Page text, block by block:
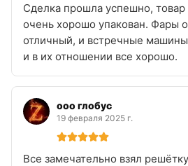
Сделка прошла успешно,
очень хорошо упакован. Фары
отличный, и встречные
и в их отношении все хорошо.
ооо глобус
19 февраля 2025 г.
Все замечательно взял